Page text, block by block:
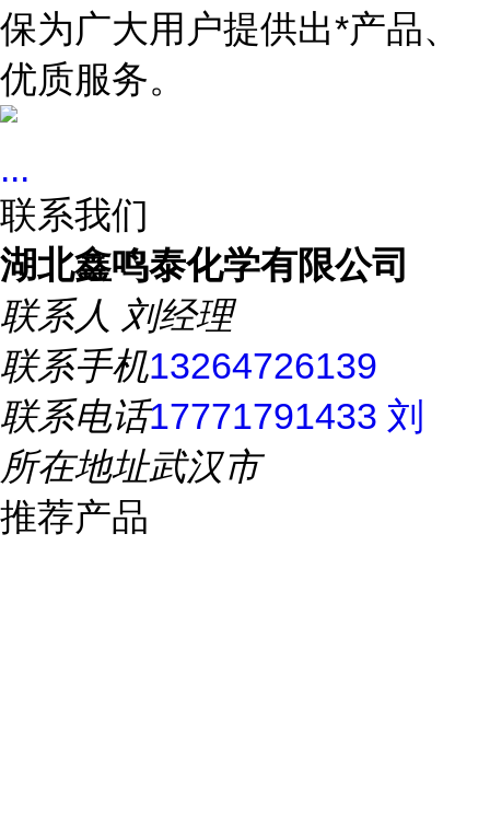
保为广大用户提供出*产品、
优质服务。
...
联系我们
湖北鑫鸣泰化学有限公司
联系人 刘经理
联系手机13264726139
联系电话17771791433 刘
所在地址武汉市
推荐产品